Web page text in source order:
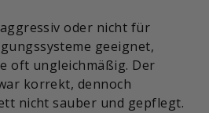
oder nicht für
geeignet,
oft ungleichmäßig. Der
korrekt, dennoch
nicht sauber und gepflegt.